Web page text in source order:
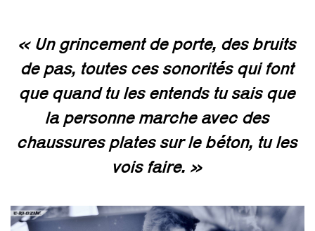
« Un grincement de porte, des bruits
de pas, toutes ces sonorités qui font
que quand tu les entends tu sais que
la personne marche avec des
chaussures plates sur le béton, tu les
vois faire. »